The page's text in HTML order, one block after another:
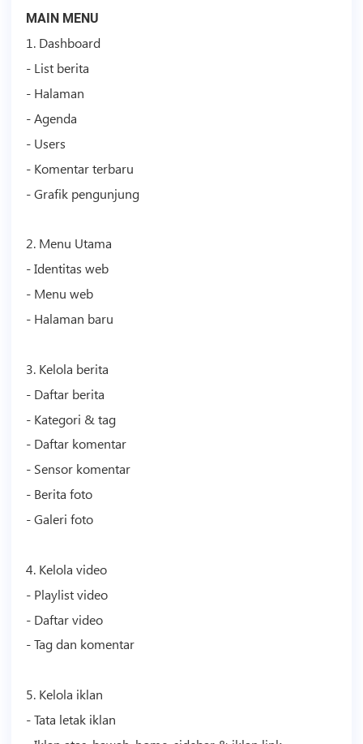
MAIN MENU
1. Dashboard
- List berita
- Halaman
- Agenda
- Users
- Komentar terbaru
- Grafik pengunjung
2. Menu Utama
- Identitas web
- Menu web
- Halaman baru
3. Kelola berita
- Daftar berita
- Kategori & tag
- Daftar komentar
- Sensor komentar
- Berita foto
- Galeri foto
4. Kelola video
- Playlistvideo
- Daftarvideo
- Tag dan komentar
5. Kelola iklan
- Tata letak iklan